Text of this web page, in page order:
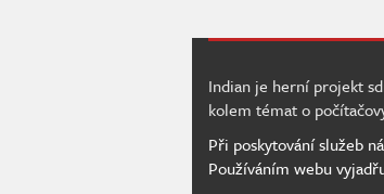
Indian je herní projekt
kolem témat o
Při poskytování služeb
Používáním webu